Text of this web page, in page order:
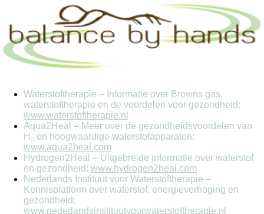
Waterstoftherapie – Informatie over Browns gas,
waterstoftherapie en de voordelen voor gezondheid:
www.waterstoftherapie.nl
Aqua2Heal – Meer over de gezondheidsvoordelen van
H₂ en hoogwaardige waterstofapparaten:
www.aqua2heal.com
Hydrogen2Heal – Uitgebreide informatie over waterstof
en gezondheid: www.hydrogen2heal.com
Nederlands Instituut voor Waterstoftherapie –
Kennisplatform over waterstof, energieverhoging en
gezondheid:
www.nederlandsinstituutvoorwaterstoftherapie.nl